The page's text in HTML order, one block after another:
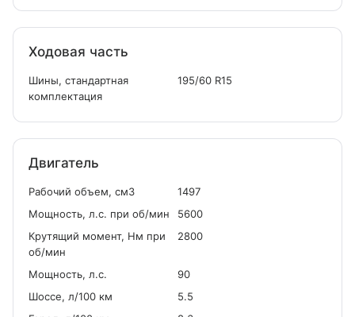
Ходовая часть
Шины, стандартная
комплектация
195/60 R15
Двигатель
Рабочий объем, см3
1497
Мощность, л.с. при об/мин
5600
Крутящий момент, Нм при
об/мин
2800
Мощность, л.с.
90
Шоссе, л/100 км
5.5